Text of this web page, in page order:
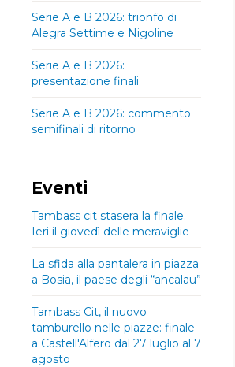
Serie A e B 2026: trionfo di
Alegra Settime e Nigoline
Serie A e B 2026:
presentazione finali
Serie A e B 2026: commento
semifinali di ritorno
Eventi
Tambass cit stasera la finale.
Ieri il giovedì delle meraviglie
La sfida alla pantalera in piazza
a Bosia, il paese degli “ancalau”
Tambass Cit, il nuovo
tamburello nelle piazze: finale
a Castell'Alfero dal 27 luglio al 7
agosto